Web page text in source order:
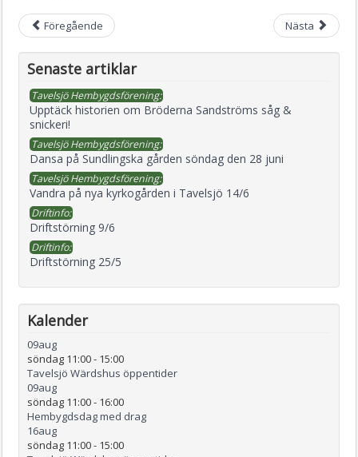
Föregående Nästa
Senaste artiklar
Tavelsjö Hembygdsförening:
Upptäck historien om Bröderna Sandströms såg &
snickeri!
Tavelsjö Hembygdsförening:
Dansa på Sundlingska gården söndag den 28 juni
Tavelsjö Hembygdsförening:
Vandra på nya kyrkogården i Tavelsjö 14/6
Driftinfo:
Driftstörning 9/6
Driftinfo:
Driftstörning 25/5
Kalender
09aug
söndag 11:00- 15:00
Tavelsjö Wärdshus öppentider
09aug
söndag 11:00- 16:00
Hembygdsdag med drag
16aug
söndag 11:00- 15:00